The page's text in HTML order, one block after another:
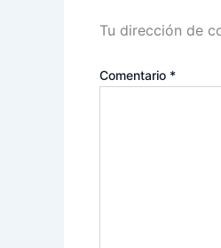
Tu dirección de
Comentario *